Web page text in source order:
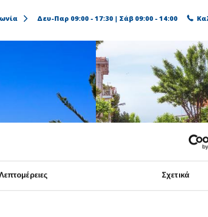
Σχετικά
Δευ-Παρ 09:00 - 17:30 | Σάβ 09:00 - 14:00